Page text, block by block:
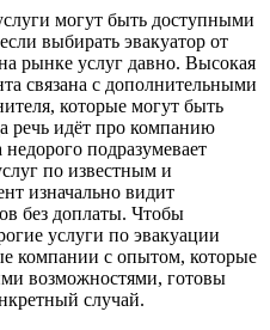
могут быть доступными
выбирать эвакуатор от
рынке услуг давно. Высокая
связана с дополнительными
которые могут быть
речь идёт про компанию
подразумевает
по известным и
изначально видит
без доплаты. Чтобы
услуги по эвакуации
компании с опытом, которые
возможностями, готовы
случай.